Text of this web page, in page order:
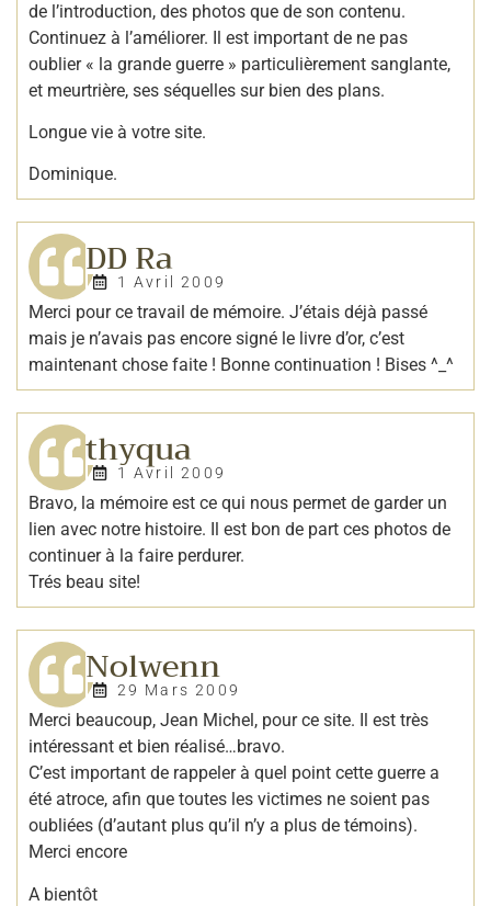
de l’introduction, des photos que de son contenu.
Continuez à l’améliorer. Il est important de ne pas
oublier « la grande guerre » particulièrement sanglante,
et meurtrière, ses séquelles sur bien des plans.
Longue vie à votre site.
Dominique.
DD Ra
1 Avril 2009
Merci pour ce travail de mémoire. J’étais déjà passé
mais je n’avais pas encore signé le livre d’or, c’est
maintenant chose faite ! Bonne continuation ! Bises ^_^
thyqua
1 Avril 2009
Bravo, la mémoire est ce qui nous permet de garder un
lien avec notre histoire. Il est bon de part ces photos de
continuer à la faire perdurer.
Trés beau site!
Nolwenn
29 Mars 2009
Merci beaucoup, Jean Michel, pour ce site. Il est très
intéressant et bien réalisé…bravo.
C’est important de rappeler à quel point cette guerre a
été atroce, afin que toutes les victimes ne soient pas
oubliées (d’autant plus qu’il n’y a plus de témoins).
Merci encore
A bientôt